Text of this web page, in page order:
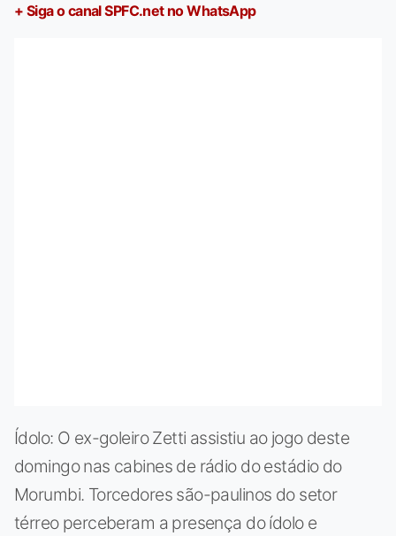
+ Siga o canal SPFC.net no WhatsApp
Ídolo: O ex-goleiro Zetti assistiu ao jogo deste
domingo nas cabines de rádio do estádio do
Morumbi. Torcedores são-paulinos do setor
térreo perceberam a presença do ídolo e